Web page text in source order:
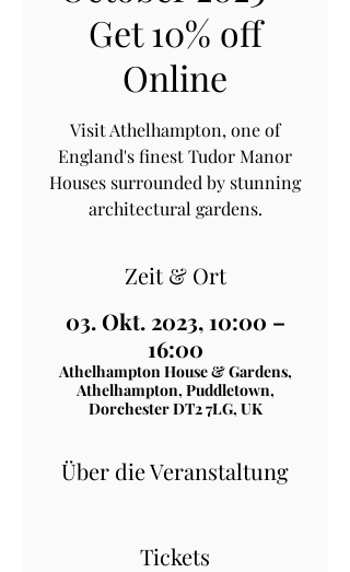
Get 10% off
Online
Visit Athelhampton, one of
England's finest Tudor Manor
Houses surrounded by stunning
architectural gardens.
Zeit & Ort
03. Okt. 2023, 10:00 –
16:00
Athelhampton House & Gardens,
Athelhampton, Puddletown,
Dorchester DT2 7LG, UK
Über die Veranstaltung
Tickets